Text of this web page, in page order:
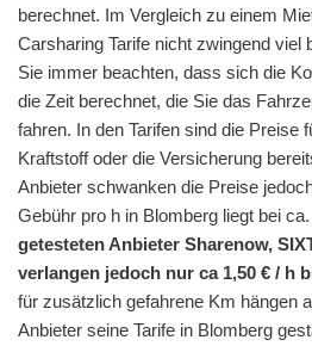
berechnet. Im Vergleich zu einem
Carsharing Tarife nicht zwingend viel
Sie immer beachten, dass sich die
die Zeit berechnet, die Sie das
fahren. In den Tarifen sind die Preise
Kraftstoff oder die Versicherung
Anbieter schwanken die Preise
Gebühr pro h in Blomberg liegt bei
getesteten Anbieter Sharenow,
verlangen jedoch nur ca 1,50 € / h
für zusätzlich gefahrene Km hängen
Anbieter seine Tarife in Blomberg